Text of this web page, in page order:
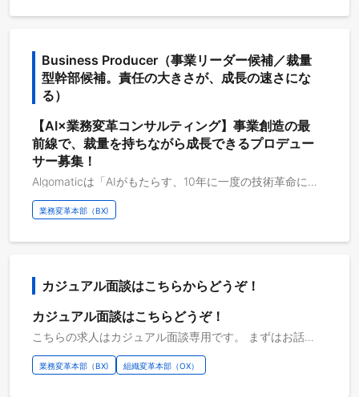
Business Producer（事業リーダー候補／裁量
型幹部候補。責任の大きさが、成長の速さにな
る）
【AI×業務変革コンサルティング】事業創造の最
前線で、裁量を持ちながら成長できるプロデュー
サー募集！
Algomaticは「AIがもたらす、10年に一度の技術革命に懸ける。」をテーマに、2023年に創業されました。 テクノロジーが産業の前提を丸ごと入れ替えるのは、10年に一度あるかないかです。インターネット、スマートフォン、クラウド。そのたびに、それまでの当たり前が過去のものになりました。今回は生成AIによって、知的労働のあり方が変わり、企業の生産性や競争力の基準そのものが変わっていく。私たちはこれを、一時のトレンドではなく、次の時代を決定づける技術革命だと捉えています。 私たちは、この技術革命の中心に立ち、AI時代の企業OSをつくり、AI革命で日本社会を変えていく。事業もプロダクトも組織も経営も、すべてをAI時代の前提で設計する。そんな強い思いのもと、2026年6月に第2創業期を迎えました。 日常の業務のそのすべてにAIが入り込んだとき、人は、人にしかできないことに全力を注げるようになる。私たちがつくりたいのは、そんな未来の働き方です。誰もが生き生きと力を発揮できる組織が、日本中に生まれていく。その景色を、本気で信じています。 だからこそ、私たちがこだわるのは、企業にAIを単なる業務効率化の手段として導入することではありません。業務の一部をAIに置き換えるだけでは、企業は本質的には変わらないからです。AIがある前提で、組織そのものを今つくり直すとしたらどうなるのか。その問いに向き合い、コンサルティングから研修、そして業務変革・組織変革の実行までを一気通貫で、成果が出るまで伴走し続けることが、私たちの役割です。 ◼︎業務変革本部について Algomaticの業務変革本部は、企業OSの「業務」ドメインを担うチームです。 人事・営業・オペレーションといった日常業務にAIエージェントを実装し、業務プロセスそのものを再設計することで、企業の効率化・高度化を実現します。構想段階の要件定義から、エンジニアと協働したソリューション実装、現場への定着まで一気通貫で伴走します。 また、私たち自身の開発プロセスも例外ではなく、アイデア探索、要件定義、実装といった開発の各フェーズをAIで自動化し、開発のあり方そのものをAI前提で作り変える、AI駆動開発を実践しています。 ◼︎業務内容 ・クライアント業務のプロジェクト構築、業務オペレーションの改善 ・プロジェクトマネジメント（進行管理、品質管理、関係各所との連携） ・現場実装の推進、運用設計 ・定量データに基づくPDCA運用 ・ディレクターと連携したプロジェクトの遂行 ◼︎プロジェクト例 ・AIネイティブ新規事業の立ち上げ 大手人材系企業様と共同で、AIエージェントを活用した新規事業開発を実施。 キャリアアドバイザーの面談やマッチングといった労働集約的な業務をAIエージェントが代替することで、求職者体験や労働生産性の向上を目指したプロジェクト。 中期経営計画の注力テーマのひとつとして、次世代の事業モデルの構築を行っている。 ・店舗運営バックオフィスAI化 大手小売企業様において、国内外約1,500店舗の店舗スタッフが担うバックオフィス業務（在庫調整・売上レポート・配送管理・配分業務など）をAIエージェントで代替するシステムを構築。店舗スタッフが顧客対応に集中できる環境を実現し、在庫調整業務75%削減・レポーティング品質の標準化を達成。
業務変革本部（BX)
カジュアル面談はこちらからどうぞ！
カジュアル面談はこちらどうぞ！
こちらの求人はカジュアル面談専用です。 まずはお話だけでもなどお気軽にお問合せください。
業務変革本部（BX) 組織変革本部（OX）